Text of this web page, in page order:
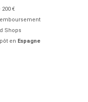
€
Shops
en Espagne